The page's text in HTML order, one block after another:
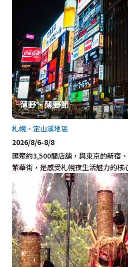
薄野・薄野節
匯聚約3,500間店舖，與東京的新宿
繁華街，是感受札幌夜生活魅力的
札幌、定山溪地區
2026/8/6-8/8